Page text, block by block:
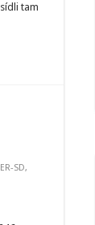
tam
SD,